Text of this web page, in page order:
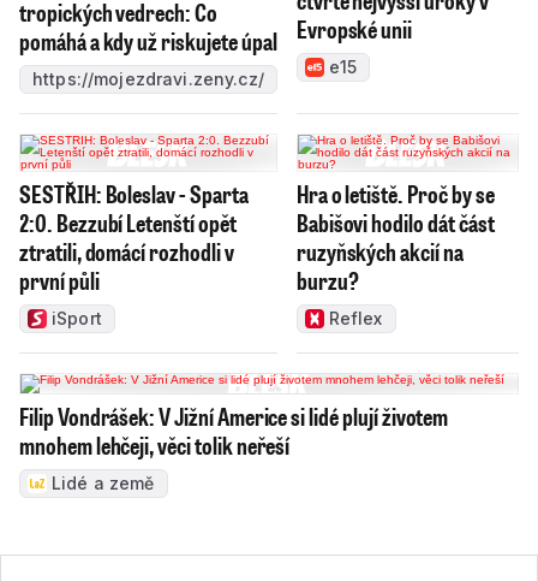
tropických vedrech: Co
pomáhá a kdy už riskujete úpal
https://mojezdravi.zeny.cz/
Evropské unii
e15
SESTŘIH: Boleslav - Sparta
2:0. Bezzubí Letenští opět
ztratili, domácí rozhodli v
první půli
iSport
Hra o letiště. Proč by se
Babišovi hodilo dát část
ruzyňských akcií na
burzu?
Reflex
Filip Vondrášek: V Jižní Americe si lidé plují životem
mnohem lehčeji, věci tolik neřeší
Lidé a země